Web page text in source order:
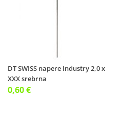
DT SWISS napere Industry 2,0 x
XXX srebrna
0,60 €